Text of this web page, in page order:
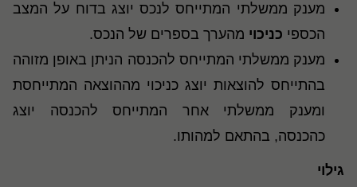
מענק ממשלתי המתייחס לנכס יוצג בדוח על המצב
הכספי כניכוי מהערך בספרים של הנכס.
מענק ממשלתי המתייחס להכנסה הניתן באופן מזוהה
בהתייחס להוצאות יוצג כניכוי מההוצאה המתייחסת
ומענק ממשלתי אחר המתייחס להכנסה יוצג
כהכנסה, בהתאם למהותו.
גילוי